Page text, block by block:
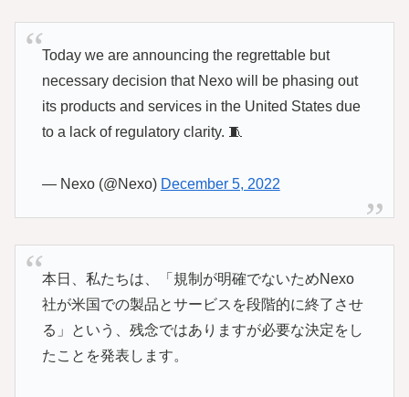
Today we are announcing the regrettable but
necessary decision that Nexo will be phasing out
its products and services in the United States due
to a lack of regulatory clarity. 🧵
— Nexo (@Nexo) December 5, 2022
本日、私たちは、「規制が明確でないためNexo
社が米国での製品とサービスを段階的に終了させ
る」という、残念ではありますが必要な決定をし
たことを発表します。